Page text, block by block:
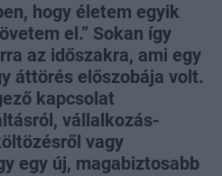
hogy életem egyik
el.” Sokan így
az időszakra, ami egy
áttörés előszobája volt.
kapcsolat
vállalkozás-
vagy
egy új, magabiztosabb